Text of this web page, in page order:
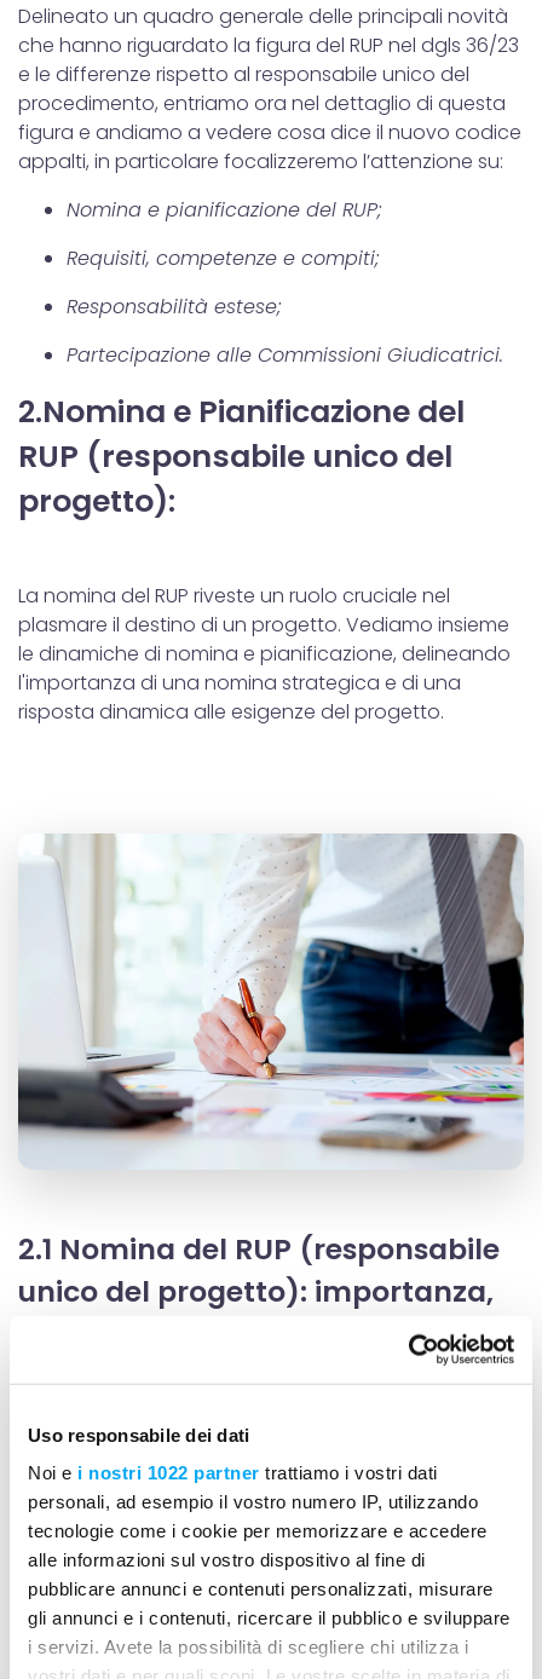
Uso responsabile dei dati
Noi e i nostri 1022 partner trattiamo i vostri dati
personali, ad esempio il vostro numero IP, utilizzando
tecnologie come i cookie per memorizzare e accedere
alle informazioni sul vostro dispositivo al fine di
pubblicare annunci e contenuti personalizzati, misurare
gli annunci e i contenuti, ricercare il pubblico e sviluppare
i servizi. Avete la possibilità di scegliere chi utilizza i
Delineato un quadro generale delle principali novità
che hanno riguardato la figura del RUP nel dgls 36/23
e le differenze rispetto al responsabile unico del
procedimento, entriamo ora nel dettaglio di questa
figura e andiamo a vedere cosa dice il nuovo codice
appalti, in particolare focalizzeremo l’attenzione su:
Nomina e pianificazione del RUP;
Requisiti, competenze e compiti;
Responsabilità estese;
Partecipazione alle Commissioni Giudicatrici.
2.Nomina e Pianificazione del
RUP (responsabile unico del
progetto):
La nomina del RUP riveste un ruolo cruciale nel
plasmare il destino di un progetto. Vediamo insieme
le dinamiche di nomina e pianificazione, delineando
l'importanza di una nomina strategica e di una
risposta dinamica alle esigenze del progetto.
2.1 Nomina del RUP (responsabile
unico del progetto): importanza,
La nomina del responsabile unico del progetto (RUP),
nuovo codice appalti 2023. Contrariamente al
passato, il nuovo contesto normativo sottolinea
l’importanza di una nomina tempestiva e strategica.
La scelta del RUP è ora parte integrante del primo
atto di avvio dell’intervento pubblico, spesso
coincidente con la fase di programmazione.
Come citato nell’art. 15 del dgls 36/23, la nomina del
RUP (responsabile unico del progetto) “si basa su